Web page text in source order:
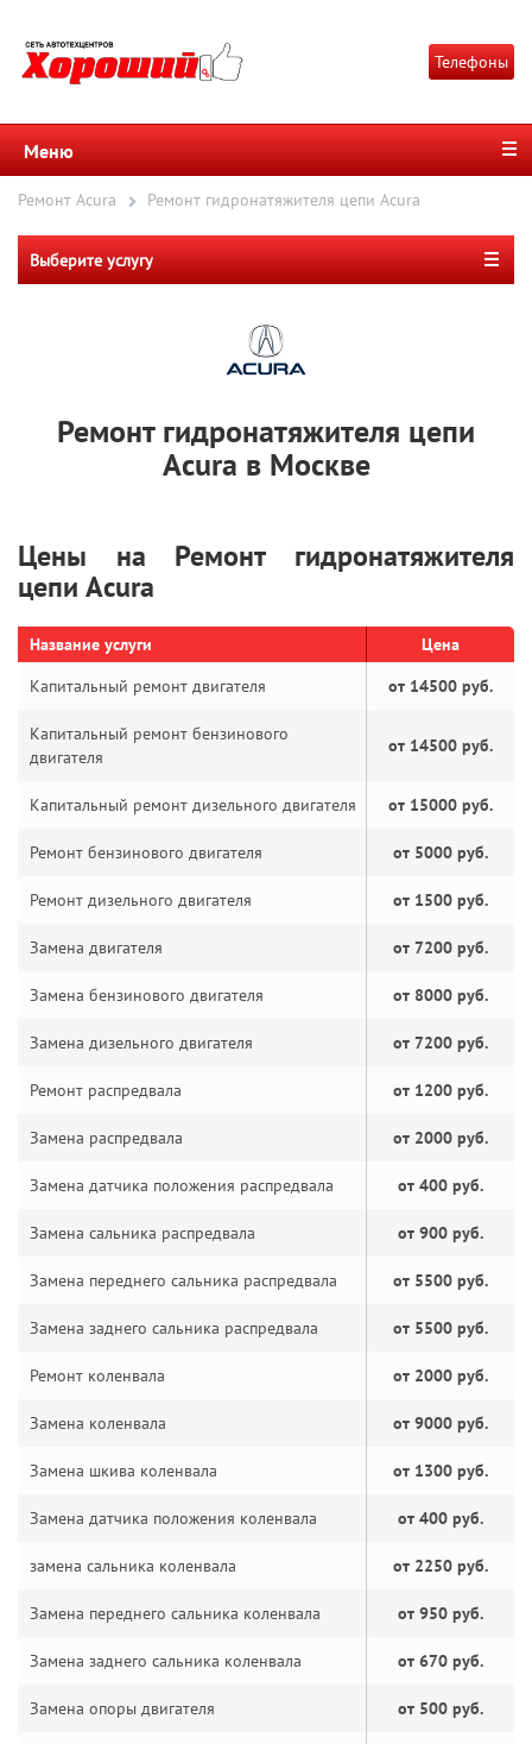
Телефоны
Меню
Ремонт Acura Ремонт гидронатяжителя цепи Acura
Выберите услугу
Ремонт гидронатяжителя цепи
Acura в Москве
Цены на Ремонт гидронатяжителя
цепи Acura
Название услуги
Цена
Капитальный ремонт двигателя
от 14500 руб.
Капитальный ремонт бензинового
двигателя
от 14500 руб.
Капитальный ремонт дизельного двигателя от 15000 руб.
Ремонт бензинового двигателя от 5000 руб.
Ремонт дизельного двигателя от 1500 руб.
Замена двигателя от 7200 руб.
Замена бензинового двигателя от 8000 руб.
Замена дизельного двигателя от 7200 руб.
Ремонт распредвала от 1200 руб.
Замена распредвала от 2000 руб.
Замена датчика положения распредвала от 400 руб.
Замена сальника распредвала от 900 руб.
Замена переднего сальника распредвала от 5500 руб.
Замена заднего сальника распредвала от 5500 руб.
Ремонт коленвала от 2000 руб.
Замена коленвала от 9000 руб.
Замена шкива коленвала от 1300 руб.
Замена датчика положения коленвала от 400 руб.
замена сальника коленвала от 2250 руб.
Замена переднего сальника коленвала от 950 руб.
Замена заднего сальника коленвала от 670 руб.
Замена опоры двигателя от 500 руб.